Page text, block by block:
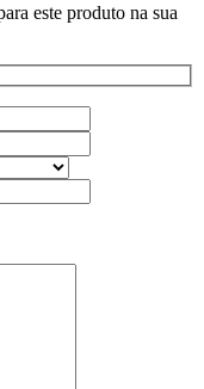
este produto na sua